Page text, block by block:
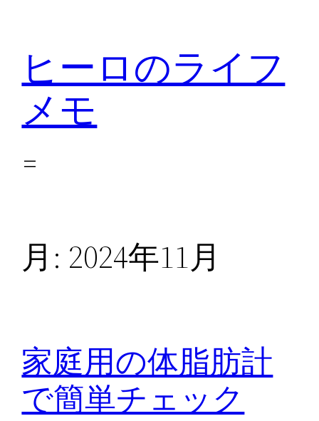
ヒーロのライフ
メモ
月: 2024年11月
家庭用の体脂肪計
で簡単チェック